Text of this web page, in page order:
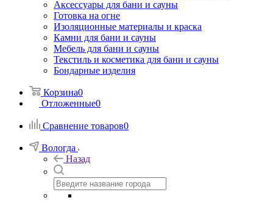
Аксессуары для бани и сауны
Готовка на огне
Изоляционные материалы и краска
Камни для бани и сауны
Мебель для бани и сауны
Текстиль и косметика для бани и сауны
Бондарные изделия
Корзина0
Отложенные0
Сравнение товаров0
Вологда
Назад